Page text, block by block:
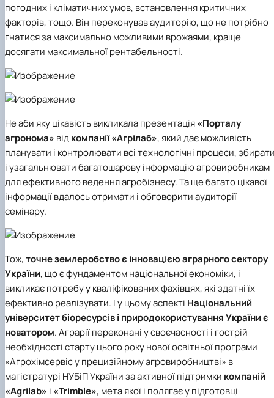
погодних і кліматичних умов, встановлення критичних
факторів, тощо. Він переконував аудиторію, що не потрібно
гнатися за максимально можливими врожаями, краще
досягати максимальної рентабельності.
Не аби яку цікавість викликала презентація«Порталу
агронома» відкомпанії«Агрілаб», який дає можливість
планувати і контролювати всі технологічні процеси,
і узагальнювати багатошарову інформацію агровиробникам
для ефективного ведення агробізнесу. Та ще багато цікавої
інформації вдалось отримати і обговорити аудиторії
семінару.
Тож,точне землеробство є інновацією аграрного сектору
України, що є фундаментом національної економіки, і
викликає потребу у кваліфікованих фахівцях, які здатні їх
ефективно реалізувати. І у цьому аспекті Національний
університет біоресурсів і природокористування Україниє
новатором. Аграрії переконані у своєчасності і гострій
необхідності старту цього року новоїосвітньої програми
«Агрохімсервіс у прецизійному агровиробництві» в
магістратурі НУБіП України за активної підтримки компаній
«Agrilab» і «Trimble», мета якої і полягає у підготовці